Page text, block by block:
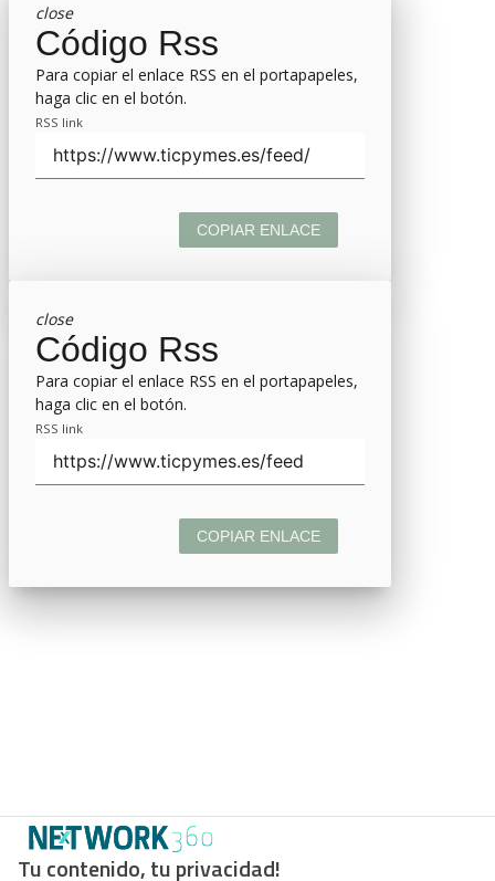
Tu contenido, tu privacidad!
close
Código Rss
Para copiar el enlace RSS en el portapapeles,
haga clic en el botón.
RSS link
COPIAR ENLACE
close
Código Rss
Para copiar el enlace RSS en el portapapeles,
haga clic en el botón.
RSS link
COPIAR ENLACE